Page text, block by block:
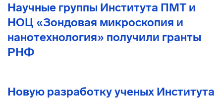
Научные группы Института ПМТ и
НОЦ «Зондовая микроскопия и
нанотехнология» получили гранты
РНФ
Новую разработку ученых Института